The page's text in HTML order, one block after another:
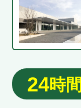
24時間